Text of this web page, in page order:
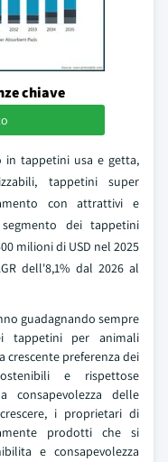
chiave
in tappetini usa e getta,
tappetini super
con attrattivi e
dei tappetini
milioni di USD nel 2025
dell'8,1% dal 2026 al
guadagnando sempre
tappetini per animali
crescente preferenza dei
e rispettose
consapevolezza delle
i proprietari di
prodotti che si
e consapevolezza